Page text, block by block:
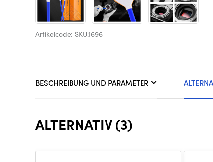
Artikelcode: SKU.1696
BESCHREIBUNG UND PARAMETER
ALTERNATIV (3)